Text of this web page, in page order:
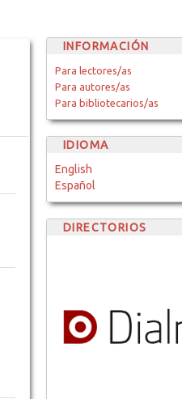
INFORMACIÓN
Para lectores/as
Para autores/as
Para bibliotecarios/as
IDIOMA
English
Español
DIRECTORIOS